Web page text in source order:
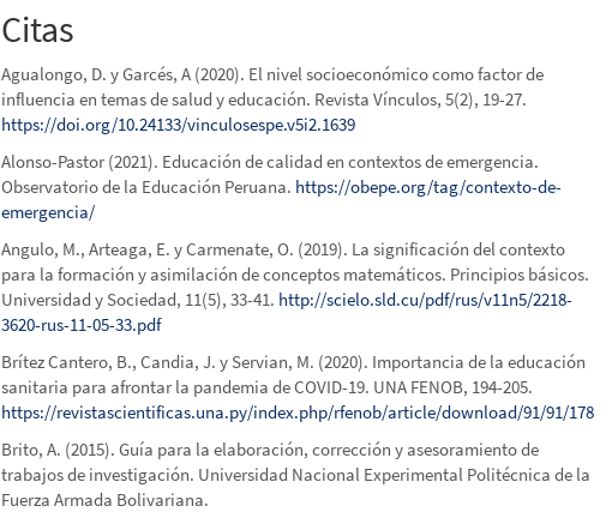
Citas
Agualongo, D. y Garcés, A (2020). El nivel socioeconómico como factor de
influencia en temas de salud y educación. Revista Vínculos, 5(2), 19-27.
https://doi.org/10.24133/vinculosespe.v5i2.1639
Alonso-Pastor (2021). Educación de calidad en contextos de emergencia.
Observatorio de la Educación Peruana. https://obepe.org/tag/contexto-de-
emergencia/
Angulo, M., Arteaga, E. y Carmenate, O. (2019). La significación del contexto
para la formación y asimilación de conceptos matemáticos. Principios básicos.
Universidad y Sociedad, 11(5), 33-41. http://scielo.sld.cu/pdf/rus/v11n5/2218-
3620-rus-11-05-33.pdf
Brítez Cantero, B., Candia, J. y Servian, M. (2020). Importancia de la educación
sanitaria para afrontar la pandemia de COVID-19. UNA FENOB, 194-205.
https://revistascientificas.una.py/index.php/rfenob/article/download/91/91/178
Brito, A. (2015). Guía para la elaboración, corrección y asesoramiento de
trabajos de investigación. Universidad Nacional Experimental Politécnica de la
Fuerza Armada Bolivariana.